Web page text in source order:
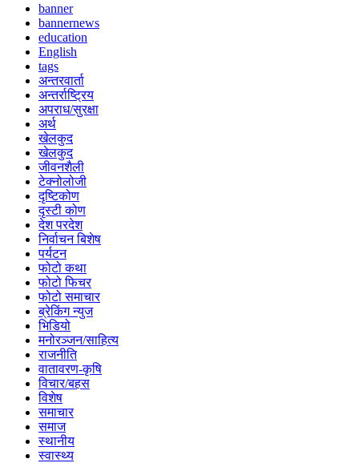
banner
bannernews
education
English
tags
अन्तरवार्ता
अन्तर्राष्ट्रिय
अपराध/सुरक्षा
अर्थ
खेलकुद
खेलकुद
जीवनशैली
टेक्नोलोजी
दृष्टिकोण
दृस्टी कोण
देश परदेश
निर्वाचन बिशेष
पर्यटन
फोटो कथा
फोटो फिचर
फोटो समाचार
ब्रेकिंग न्युज
भिडियो
मनोरञ्जन/साहित्य
राजनीति
वातावरण-कृषि
विचार/बहस
विशेष
समाचार
समाज
स्थानीय
स्वास्थ्य